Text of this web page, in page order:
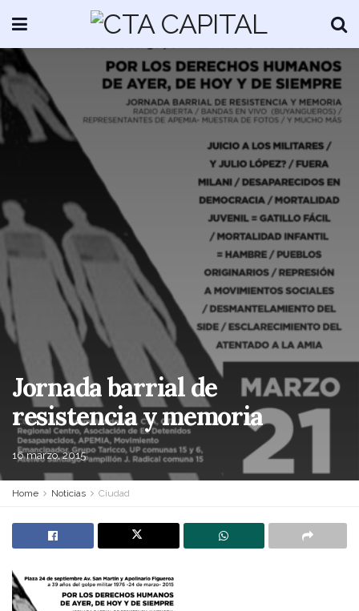
Jornada barrial de
resistencia y memoria
16 marzo, 2015
Home Noticias Ciudad